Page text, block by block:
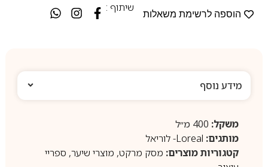
הוספה לרשימת משאלות
שיתוף :
מידע נוסף
משקל:400 מ״ל
מותגים: Loreal- לוריאל
קטגוריות מוצרים: מסק מרקט, מוצרי שיער, ספריי